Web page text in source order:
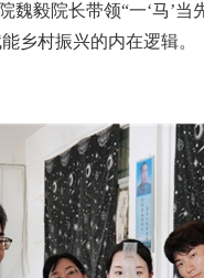
毅院长带领“一‘马’
乡村振兴的内在逻辑。